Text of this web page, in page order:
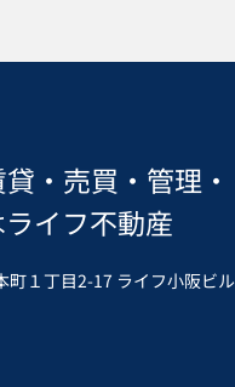
・売買・管理・
イフ不動産
町１丁目2-17 ライフ小阪ビル